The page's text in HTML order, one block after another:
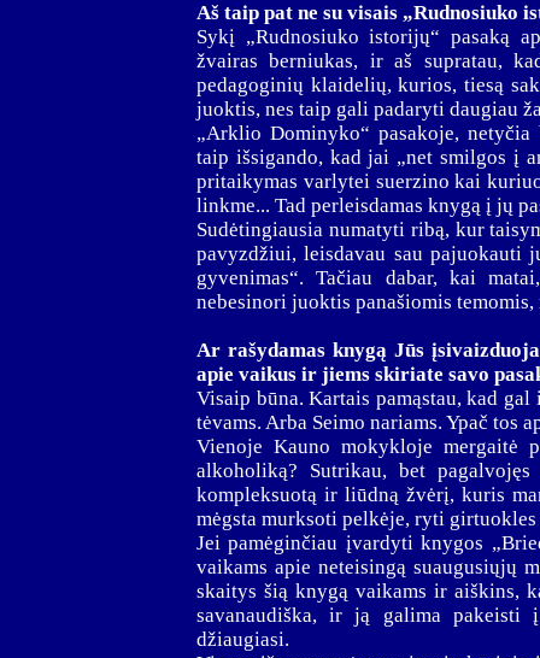
Aš taip pat ne su visais „Rudnosiuko
Sykį „Rudnosiuko istorijų“ pasaką
žvairas berniukas, ir aš supratau,
pedagoginių klaidelių, kurios, tiesą
juoktis, nes taip gali padaryti daugiau
„Arklio Dominyko“ pasakoje,
taip išsigando, kad jai „net smilgos į
pritaikymas varlytei suerzino kai
linkme... Tad perleisdamas knygą į jų
Sudėtingiausia numatyti ribą, kur
pavyzdžiui, leisdavau sau pajuokauti
gyvenimas“. Tačiau dabar, kai
nebesinori juoktis panašiomis
Ar rašydamas knygą Jūs
apie vaikus ir jiems skiriate savo
Visaip būna. Kartais pamąstau, kad
tėvams. Arba Seimo nariams. Ypač tos
Vienoje Kauno mokykloje mergaitė
alkoholiką? Sutrikau, bet
kompleksuotą ir liūdną žvėrį, kuris
mėgsta murksoti pelkėje, ryti
Jei pamėginčiau įvardyti knygos
vaikams apie neteisingą suaugusiųjų
skaitys šią knygą vaikams ir aiškins,
savanaudiška, ir ją galima pakeisti
džiaugiasi.